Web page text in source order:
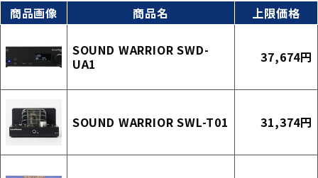
商品画像 商品名 上限価格
SOUND WARRIOR SWD-
UA1
37,674円
SOUND WARRIOR SWL-T01 31,374円